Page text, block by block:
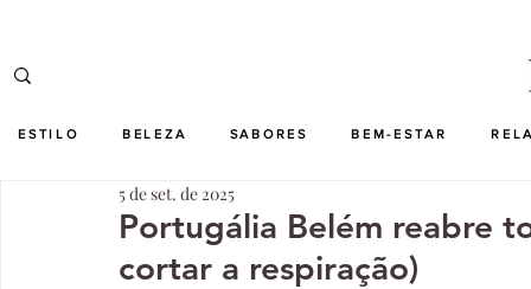
ESTILO BELEZA SABORES BEM-ESTAR
Portugália Belém reabre
cortar a respiração)
5 de set. de 2025